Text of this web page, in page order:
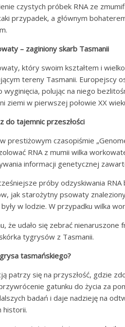
czystych próbek RNA ze
przypadek, a głównym
– zaginiony skarb Tasmanii
który swoim kształtem i
tereny Tasmanii. Europejscy
wyginięcia, polując na niego
ziemi w pierwszej połowie XX
do tajemnic przeszłości
prestiżowym czasopiśmie
RNA z mumii wilka
informacji genetycznej
próby odzyskiwania
jak starożytny psowaty
były w lodzie. W przypadku wilka
że udało się zebrać
tygrysów z Tasmanii.
tasmańskiego?
patrzy się na przyszłość, gdzie
gatunku do życia za
badań i daje nadzieję na
historii.